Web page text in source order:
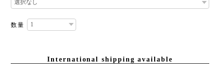
数量
International shipping available